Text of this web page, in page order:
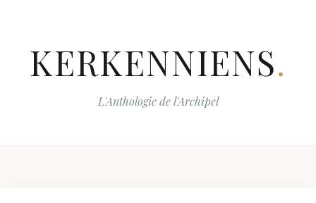
KERKENNIENS.
L'Anthologie de l'Archipel